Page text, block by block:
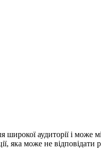
аудиторії і може
яка може не